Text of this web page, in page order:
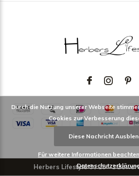
Herbers Lifestyle9/10-1
Durch die Nutzung unserer Webseite
Cookies zur Verbesserung
Diese Nachricht
Für weitere Informationen